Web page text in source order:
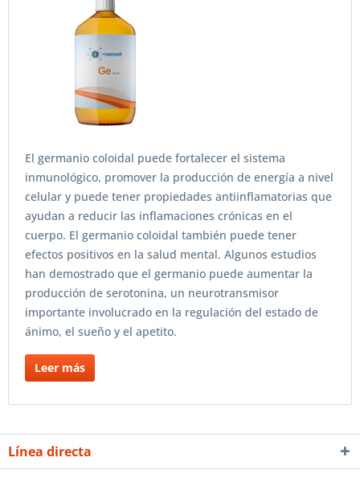
El germanio coloidal puede fortalecer el sistema
inmunológico, promover la producción de energía a nivel
celular y puede tener propiedades antiinflamatorias que
ayudan a reducir las inflamaciones crónicas en el
cuerpo. El germanio coloidal también puede tener
efectos positivos en la salud mental. Algunos estudios
han demostrado que el germanio puede aumentar la
producción de serotonina, un neurotransmisor
importante involucrado en la regulación del estado de
ánimo, el sueño y el apetito.
Leer más
Línea directa